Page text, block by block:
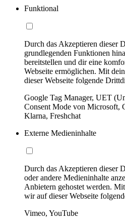
Funktional
Durch das Akzeptieren dieser
grundlegenden Funktionen
bereitstellen und dir eine
Webseite ermöglichen. Mit
dieser Webseite folgende
Google Tag Manager, UET
Consent Mode von Microsoft,
Klarna, Freshchat
Externe Medieninhalte
Durch das Akzeptieren dieser
oder andere Medieninhalte
Anbietern gehostet werden.
wir auf dieser Webseite
Vimeo, YouTube